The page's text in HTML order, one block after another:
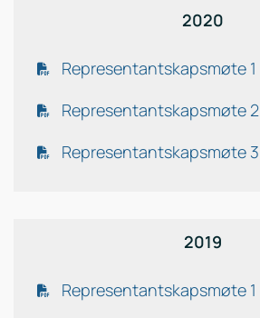
2020
Representantskapsmøte 1
Representantskapsmøte 2
Representantskapsmøte 3
2019
Representantskapsmøte 1